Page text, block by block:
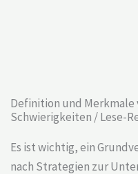
Definition und Merkmale
Schwierigkeiten / Lese-
Es ist wichtig, ein
nach Strategien zur